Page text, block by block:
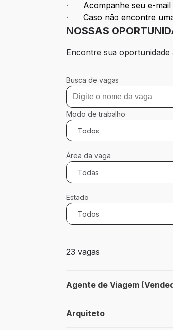
· Acompanhe seu e-
·Caso não encontre
NOSSAS
Encontre sua oportunidade
Busca de vagas
Modo de trabalho
Todos
Área da vaga
Todas
Estado
Todos
23 vagas encontradas para
23 vagas
Agente de Viagem
Arquiteto